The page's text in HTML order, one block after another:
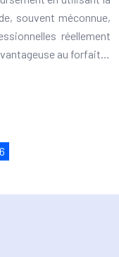
souvent méconnue,
réellement
au forfait…
6